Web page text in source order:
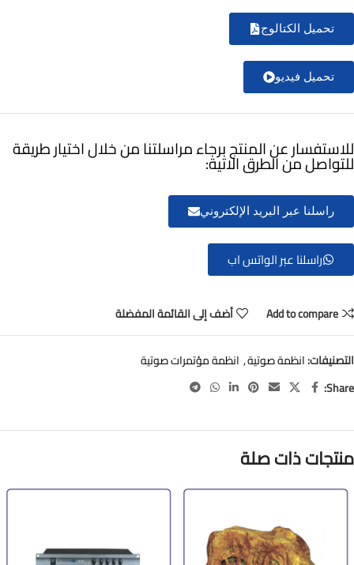
تحميل الكتالوج
تحميل فيديو
للاستفسار عن المنتج برجاء مراسلتنا من خلال اختيار طريقة
للتواصل من الطرق الاتية:
راسلنا عبر البريد الإلكتروني
راسلنا عبر الواتس اب
Add to compare أضف إلى القائمة المفضلة
التصنيفات:انظمة صوتية, انظمة مؤتمرات صوتية
Share:
منتجات ذات صلة